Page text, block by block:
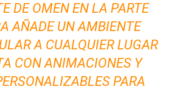
DE OMEN EN LA PARTE
AÑADE UN AMBIENTE
A CUALQUIER LUGAR
CON ANIMACIONES Y
PARA